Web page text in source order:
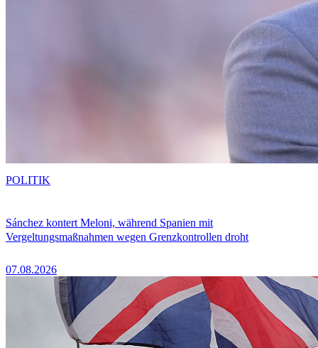
Sánchez kontert Meloni, während Spanien mit
Vergeltungsmaßnahmen wegen Grenzkontrollen droht
07.08.2026
POLITIK